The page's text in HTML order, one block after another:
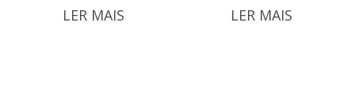
LER MAIS LER MAIS